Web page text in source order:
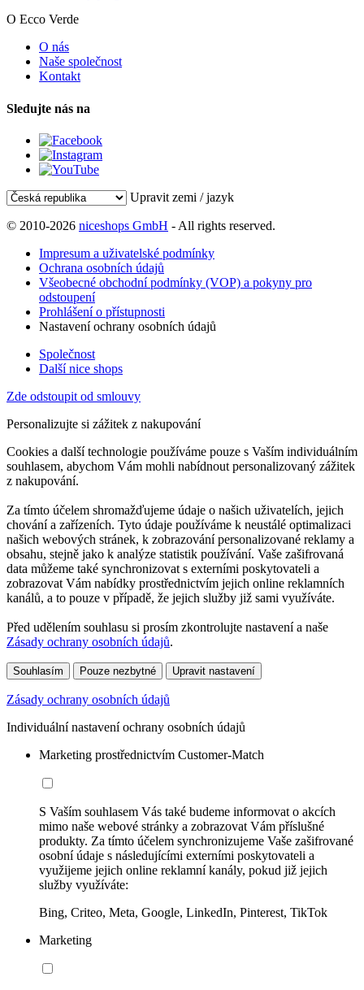
O Ecco Verde
O nás
Naše společnost
Kontakt
Sledujte nás na
Upravit zemi / jazyk
© 2010-2026 niceshops GmbH - All rights reserved.
Impresum a uživatelské podmínky
Ochrana osobních údajů
Všeobecné obchodní podmínky (VOP) a pokyny pro
odstoupení
Prohlášení o přístupnosti
Nastavení ochrany osobních údajů
Společnost
Další nice shops
Zde odstoupit od smlouvy
Personalizujte si zážitek z nakupování
Cookies a další technologie používáme pouze s Vaším individuálním
souhlasem, abychom Vám mohli nabídnout personalizovaný zážitek
z nakupování.
Za tímto účelem shromažďujeme údaje o našich uživatelích, jejich
chování a zařízeních. Tyto údaje používáme k neustálé optimalizaci
našich webových stránek, k zobrazování personalizované reklamy a
obsahu, stejně jako k analýze statistik používání. Vaše zašifrovaná
data můžeme také synchronizovat s externími poskytovateli a
zobrazovat Vám nabídky prostřednictvím jejich online reklamních
kanálů, a to pouze v případě, že jejich služby již sami využíváte.
Před udělením souhlasu si prosím zkontrolujte nastavení a naše
Zásady ochrany osobních údajů.
Souhlasím Pouze nezbytné Upravit nastavení
Zásady ochrany osobních údajů
Individuální nastavení ochrany osobních údajů
Marketing prostřednictvím Customer-Match
S Vaším souhlasem Vás také budeme informovat o akcích
mimo naše webové stránky a zobrazovat Vám příslušné
produkty. Za tímto účelem synchronizujeme Vaše zašifrované
osobní údaje s následujícími externími poskytovateli a
využijeme jejich online reklamní kanály, pokud již jejich
služby využíváte:
Bing, Criteo, Meta, Google, LinkedIn, Pinterest, TikTok
Marketing